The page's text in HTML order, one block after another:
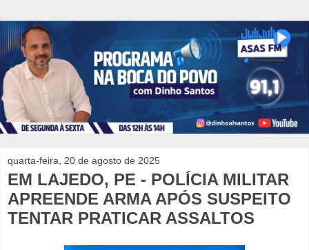
quarta-feira, 20 de agosto de 2025
EM LAJEDO, PE - POLÍCIA MILITAR
APREENDE ARMA APÓS SUSPEITO
TENTAR PRATICAR ASSALTOS